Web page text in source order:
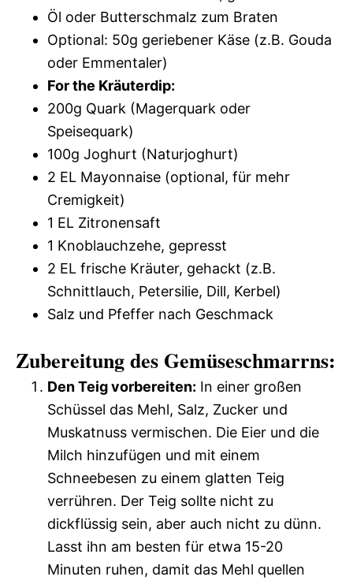
Öl oder Butterschmalz zum Braten
Optional: 50g geriebener Käse (z.B. Gouda
oder Emmentaler)
For the Kräuterdip:
200g Quark (Magerquark oder
Speisequark)
100g Joghurt (Naturjoghurt)
2 EL Mayonnaise (optional, für mehr
Cremigkeit)
1 EL Zitronensaft
1 Knoblauchzehe, gepresst
2 EL frische Kräuter, gehackt (z.B.
Schnittlauch, Petersilie, Dill, Kerbel)
Salz und Pfeffer nach Geschmack
Zubereitung des Gemüseschmarrns:
Den Teig vorbereiten: In einer großen
Schüssel das Mehl, Salz, Zucker und
Muskatnuss vermischen. Die Eier und die
Milch hinzufügen und mit einem
Schneebesen zu einem glatten Teig
verrühren. Der Teig sollte nicht zu
dickflüssig sein, aber auch nicht zu dünn.
Lasst ihn am besten für etwa 15-20
Minuten ruhen, damit das Mehl quellen